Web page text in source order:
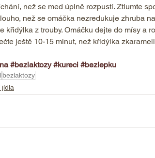
než se med úplně rozpustí. Ztlumte
než se omáčka nezredukuje zhruba
křidýlka z trouby. Omáčku dejte do mísy a
ještě 10-15 minut, než křidýlka
#bezlaktozy #kureci #bezlepku
bezlaktozy
jídla